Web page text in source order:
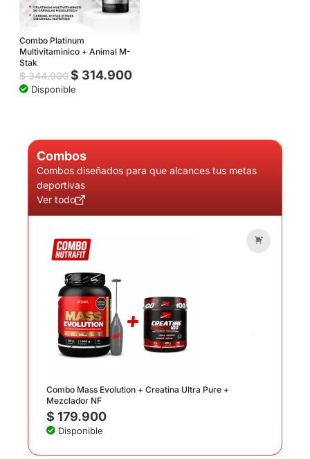
Combo Platinum
Multivitaminico + Animal M-
Stak
$344.900$ 314.900
Disponible
Combos
Combos diseñados para que alcances tus metas
deportivas
Ver todo
Combo Mass Evolution + Creatina Ultra Pure +
Mezclador NF
$ 179.900
Disponible